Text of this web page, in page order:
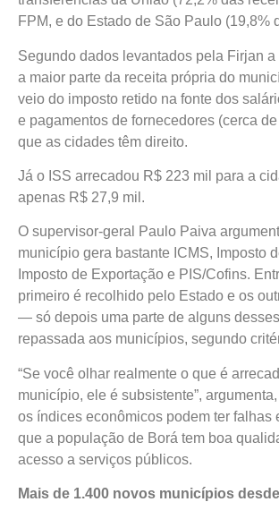
FPM, e do Estado de São Paulo (19,8%
Segundo dados levantados pela Firjan
a maior parte da receita própria do
veio do imposto retido na fonte dos
e pagamentos de fornecedores (cerca
que as cidades têm direito.
Já o ISS arrecadou R$ 223 mil para a
apenas R$ 27,9 mil.
O supervisor-geral Paulo Paiva
município gera bastante ICMS, Imposto
Imposto de Exportação e PIS/Cofins.
primeiro é recolhido pelo Estado e os
— só depois uma parte de alguns
repassada aos municípios, segundo
“Se você olhar realmente o que é
município, ele é subsistente”,
os índices econômicos podem ter falhas
que a população de Borá tem boa
acesso a serviços públicos.
Mais de 1.400 novos municípios